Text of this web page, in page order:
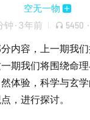
空无一物
钟 · 3年前 5450 ·
内容，上一期我
期我们将围绕命
体验，科学与玄
，进行探讨。